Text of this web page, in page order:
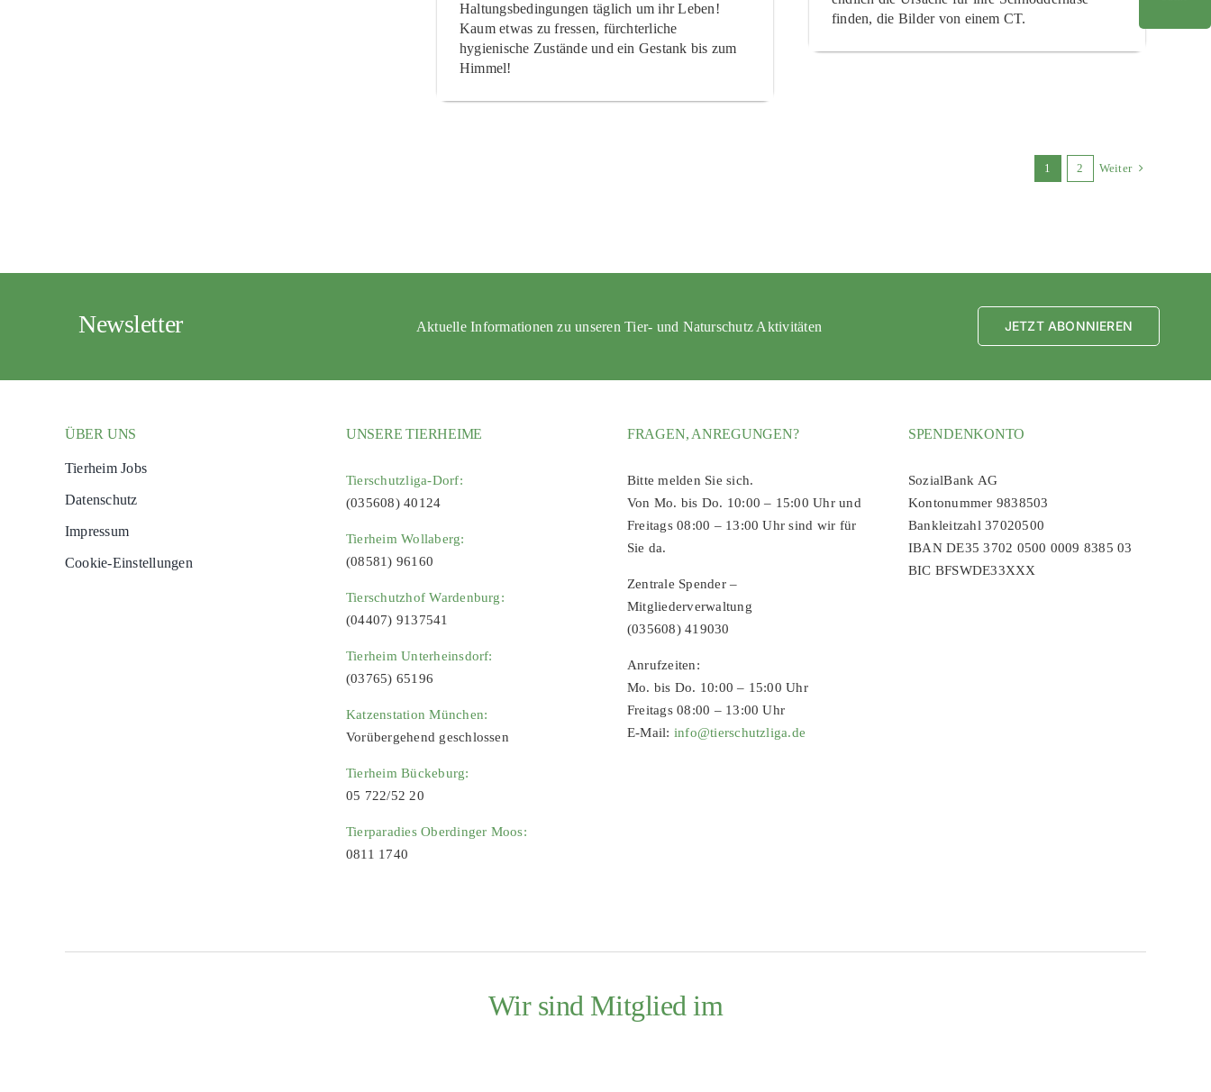
Haltungsbedingungen täglich um ihr Leben!
Kaum etwas zu fressen, fürchterliche
hygienische Zustände und ein Gestank bis zum
Himmel!
finden, die Bilder von einem CT.
1 2 Weiter
Newsletter Aktuelle Informationen zu unseren Tier- und Naturschutz Aktivitäten JETZT ABONNIEREN
ÜBER UNS
Tierheim Jobs
Datenschutz
Impressum
Cookie-Einstellungen
UNSERE TIERHEIME
Tierschutzliga-Dorf:
(035608) 40124
Tierheim Wollaberg:
(08581) 96160
Tierschutzhof Wardenburg:
(04407) 9137541
Tierheim Unterheinsdorf:
(03765) 65196
Katzenstation München:
Vorübergehend geschlossen
Tierheim Bückeburg:
05 722/52 20
Tierparadies Oberdinger Moos:
0811 1740
FRAGEN, ANREGUNGEN?
Bitte melden Sie sich.
Von Mo. bis Do. 10:00 – 15:00 Uhr und
Freitags 08:00 – 13:00 Uhr sind wir für
Sie da.
Zentrale Spender –
Mitgliederverwaltung
(035608) 419030
Anrufzeiten:
Mo. bis Do. 10:00 – 15:00 Uhr
Freitags 08:00 – 13:00 Uhr
E-Mail: info@tierschutzliga.de
SPENDENKONTO
SozialBank AG
Kontonummer 9838503
Bankleitzahl 37020500
IBAN DE35 3702 0500 0009 8385 03
BIC BFSWDE33XXX
Wir sind Mitglied im